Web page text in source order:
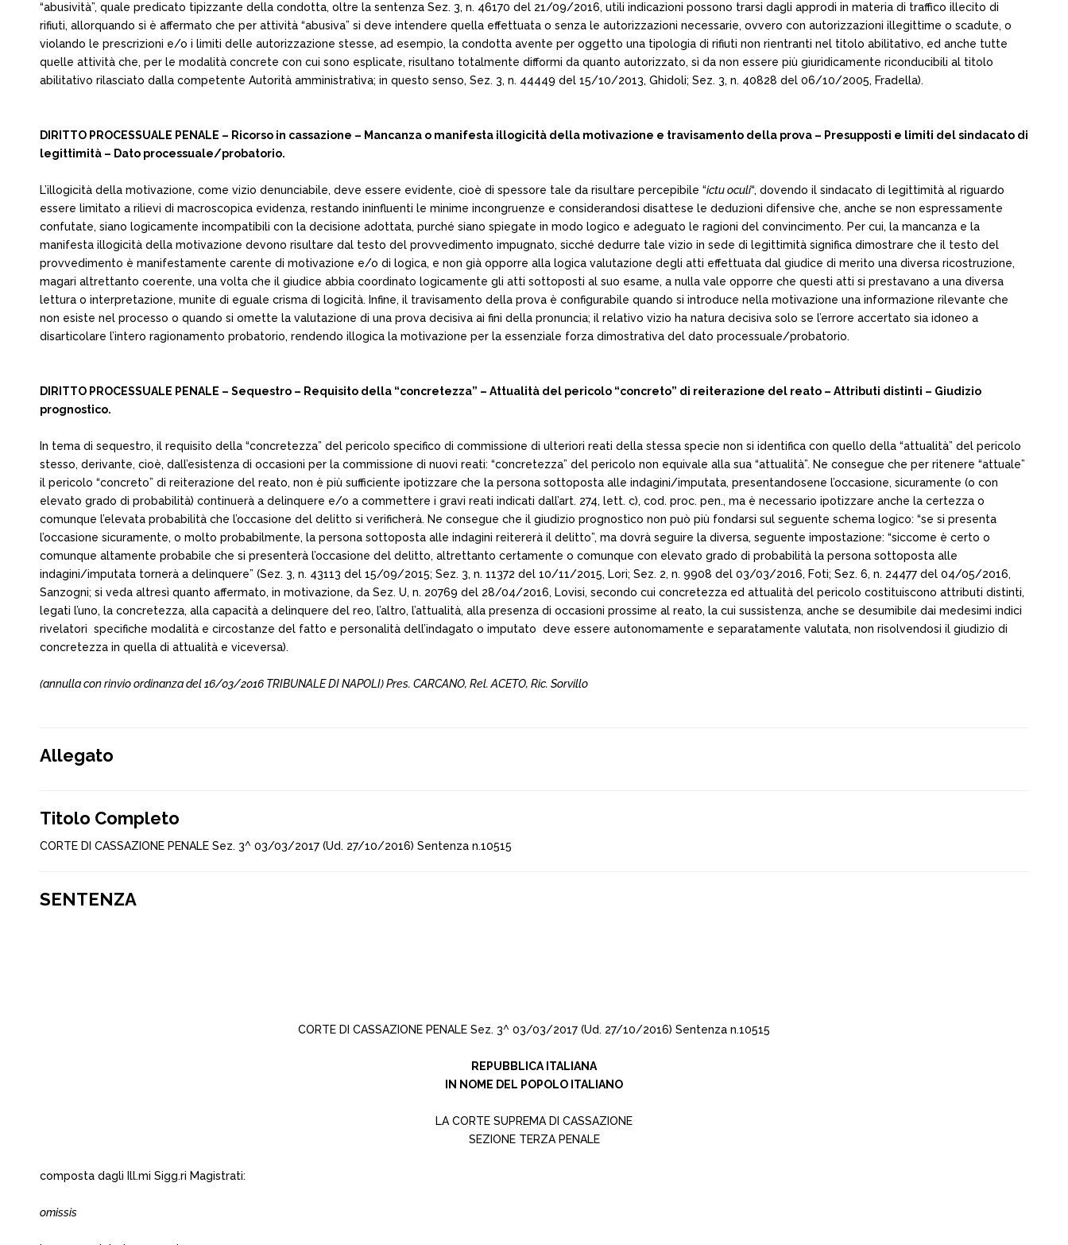
“abusività”, quale predicato tipizzante della condotta, oltre la sentenza Sez. 3, n. 46170 del 21/09/2016, utili indicazioni possono trarsi dagli approdi in materia di traffico illecito di
rifiuti, allorquando si è affermato che per attività “abusiva” si deve intendere quella effettuata o senza le autorizzazioni necessarie, ovvero con autorizzazioni illegittime o scadute, o
violando le prescrizioni e/o i limiti delle autorizzazione stesse, ad esempio, la condotta avente per oggetto una tipologia di rifiuti non rientranti nel titolo abilitativo, ed anche tutte
quelle attività che, per le modalità concrete con cui sono esplicate, risultano totalmente difformi da quanto autorizzato, sì da non essere più giuridicamente riconducibili al titolo
abilitativo rilasciato dalla competente Autorità amministrativa; in questo senso, Sez. 3, n. 44449 del 15/10/2013, Ghidoli; Sez. 3, n. 40828 del 06/10/2005, Fradella).
DIRITTO PROCESSUALE PENALE – Ricorso in cassazione – Mancanza o manifesta illogicità della motivazione e travisamento della prova – Presupposti e limiti del sindacato di
legittimità – Dato processuale/probatorio.
L’illogicità della motivazione, come vizio denunciabile, deve essere evidente, cioè di spessore tale da risultare percepibile “ictu oculi“, dovendo il sindacato di legittimità al riguardo
essere limitato a rilievi di macroscopica evidenza, restando ininfluenti le minime incongruenze e considerandosi disattese le deduzioni difensive che, anche se non espressamente
confutate, siano logicamente incompatibili con la decisione adottata, purché siano spiegate in modo logico e adeguato le ragioni del convincimento. Per cui, la mancanza e la
manifesta illogicità della motivazione devono risultare dal testo del provvedimento impugnato, sicché dedurre tale vizio in sede di legittimità significa dimostrare che il testo del
provvedimento è manifestamente carente di motivazione e/o di logica, e non già opporre alla logica valutazione degli atti effettuata dal giudice di merito una diversa ricostruzione,
magari altrettanto coerente, una volta che il giudice abbia coordinato logicamente gli atti sottoposti al suo esame, a nulla vale opporre che questi atti si prestavano a una diversa
lettura o interpretazione, munite di eguale crisma di logicità. Infine, il travisamento della prova è configurabile quando si introduce nella motivazione una informazione rilevante che
non esiste nel processo o quando si omette la valutazione di una prova decisiva ai fini della pronuncia; il relativo vizio ha natura decisiva solo se l’errore accertato sia idoneo a
disarticolare l’intero ragionamento probatorio, rendendo illogica la motivazione per la essenziale forza dimostrativa del dato processuale/probatorio.
DIRITTO PROCESSUALE PENALE – Sequestro – Requisito della “concretezza” – Attualità del pericolo “concreto” di reiterazione del reato – Attributi distinti – Giudizio
prognostico.
In tema di sequestro, il requisito della “concretezza” del pericolo specifico di commissione di ulteriori reati della stessa specie non si identifica con quello della “attualità” del pericolo
stesso, derivante, cioè, dall’esistenza di occasioni per la commissione di nuovi reati: “concretezza” del pericolo non equivale alla sua “attualità”. Ne consegue che per ritenere “attuale”
il pericolo “concreto” di reiterazione del reato, non è più sufficiente ipotizzare che la persona sottoposta alle indagini/imputata, presentandosene l’occasione, sicuramente (o con
elevato grado di probabilità) continuerà a delinquere e/o a commettere i gravi reati indicati dall’art. 274, lett. c), cod. proc. pen., ma è necessario ipotizzare anche la certezza o
comunque l’elevata probabilità che l’occasione del delitto si verificherà. Ne consegue che il giudizio prognostico non può più fondarsi sul seguente schema logico: “se si presenta
l’occasione sicuramente, o molto probabilmente, la persona sottoposta alle indagini reitererà il delitto”, ma dovrà seguire la diversa, seguente impostazione: “siccome è certo o
comunque altamente probabile che si presenterà l’occasione del delitto, altrettanto certamente o comunque con elevato grado di probabilità la persona sottoposta alle
indagini/imputata tornerà a delinquere” (Sez. 3, n. 43113 del 15/09/2015; Sez. 3, n. 11372 del 10/11/2015, Lori; Sez. 2, n. 9908 del 03/03/2016, Foti; Sez. 6, n. 24477 del 04/05/2016,
Sanzogni; si veda altresì quanto affermato, in motivazione, da Sez. U, n. 20769 del 28/04/2016, Lovisi, secondo cui concretezza ed attualità del pericolo costituiscono attributi distinti,
legati l’uno, la concretezza, alla capacità a delinquere del reo, l’altro, l’attualità, alla presenza di occasioni prossime al reato, la cui sussistenza, anche se desumibile dai medesimi indici
rivelatori ­ specifiche modalità e circostanze del fatto e personalità dell’indagato o imputato ­ deve essere autonomamente e separatamente valutata, non risolvendosi il giudizio di
concretezza in quella di attualità e viceversa).
(annulla con rinvio ordinanza del 16/03/2016 TRIBUNALE DI NAPOLI) Pres. CARCANO, Rel. ACETO, Ric. Sorvillo
Allegato
Titolo Completo
CORTE DI CASSAZIONE PENALE Sez. 3^ 03/03/2017 (Ud. 27/10/2016) Sentenza n.10515
SENTENZA
CORTE DI CASSAZIONE PENALE Sez. 3^ 03/03/2017 (Ud. 27/10/2016) Sentenza n.10515
REPUBBLICA ITALIANA
IN NOME DEL POPOLO ITALIANO
LA CORTE SUPREMA DI CASSAZIONE
SEZIONE TERZA PENALE
composta dagli Ill.mi Sigg.ri Magistrati:
omissis